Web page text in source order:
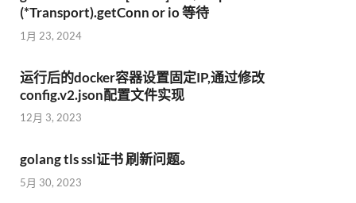
(*Transport).getConn or io 等待
1月 23, 2024
运行后的docker容器设置固定IP,通过修改
config.v2.json配置文件实现
12月 3, 2023
golang tls ssl证书 刷新问题。
5月 30, 2023